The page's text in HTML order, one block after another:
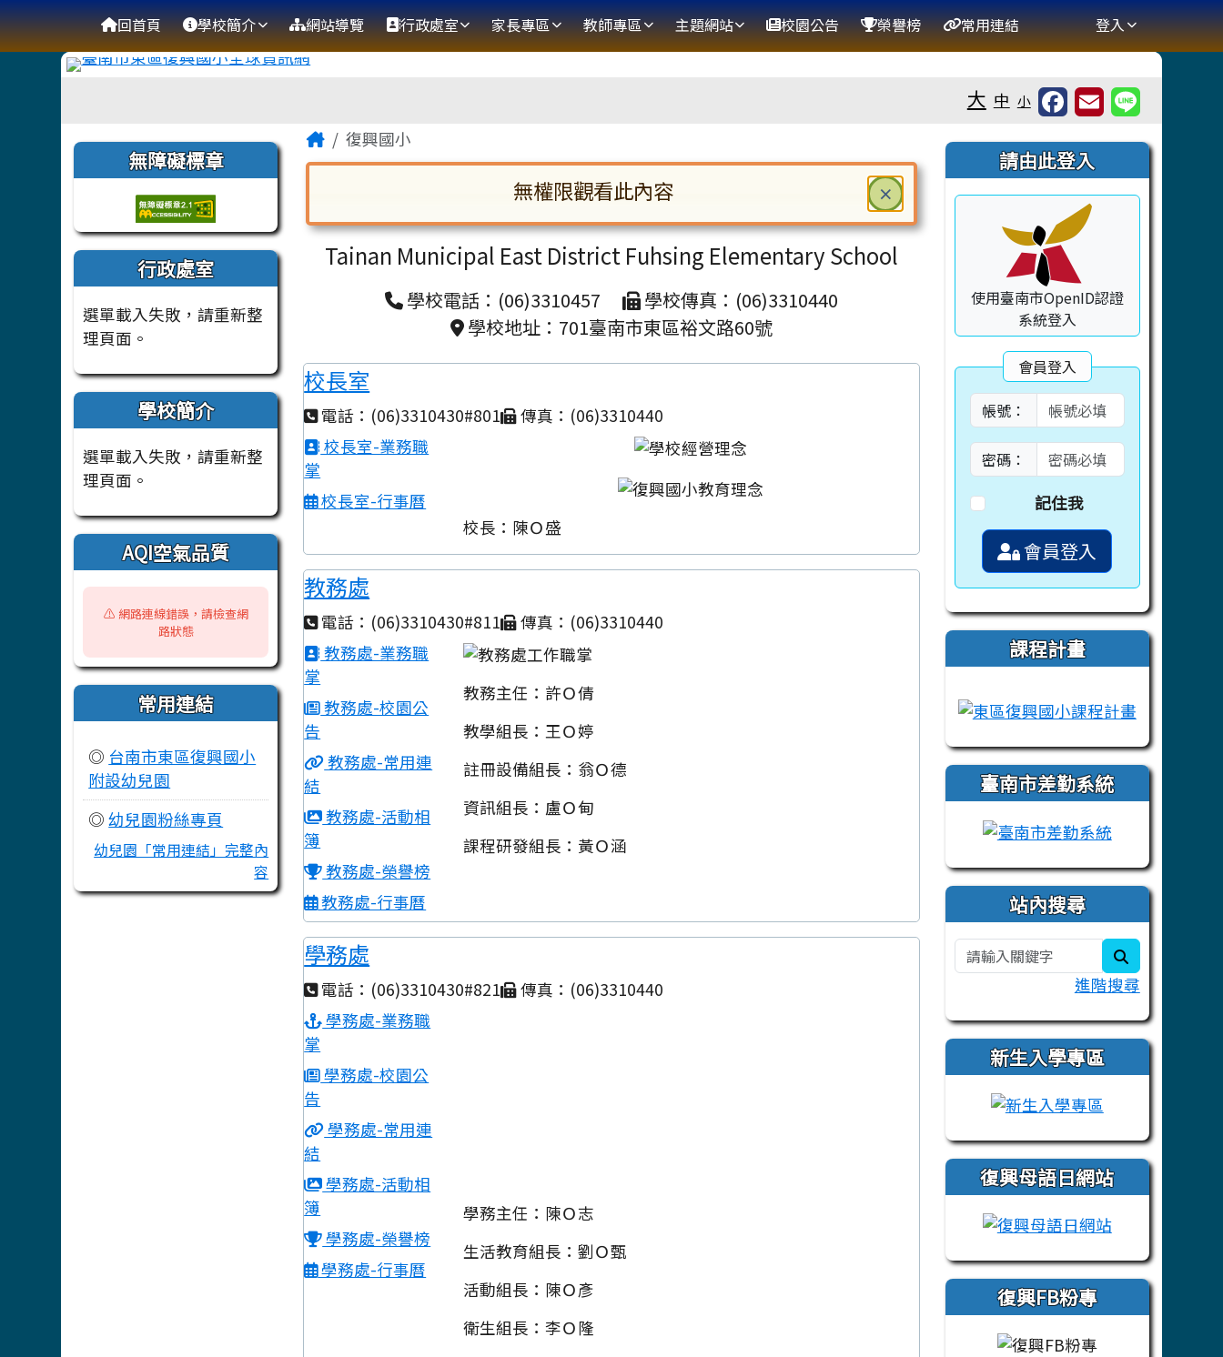
跳至主內容區
臺南市復興國小全球資訊網
導覽列 回首頁 學校簡介 網站導覽 行政處室 家長專區 教師專區 主題網站 校園公告 榮譽榜 常用連結 登入
大 中 小
左邊區域內容
無障礙標章
行政處室
選單載入失敗，請重新整
理頁面。
學校簡介
選單載入失敗，請重新整
理頁面。
AQI空氣品質
⚠️ 網路連線錯誤，請檢查網
路狀態
常用連結
◎ 台南市東區復興國小
附設幼兒園
◎幼兒園粉絲專頁
幼兒園「常用連結」完整內
容
主內容區域
Home復興國小
臺南市東區復興國民小學
Tainan Municipal East District Fuhsing Elementary School
學校電話：(06)3310457
學校傳真：(06)3310440
學校地址：701臺南市東區裕文路60號
校長室
電話：(06)3310430#801
傳真：(06)3310440
校長室-業務職
掌
校長室-行事曆
校長：陳Ｏ盛
教務處
電話：(06)3310430#811
傳真：(06)3310440
教務處-業務職
掌
教務處-校園公
告
教務處-常用連
結
教務處-活動相
簿
教務處-榮譽榜
教務處-行事曆
教務主任：許Ｏ倩
教學組長：王Ｏ婷
註冊設備組長：翁Ｏ德
資訊組長：盧Ｏ甸
課程研發組長：黃Ｏ涵
學務處
電話：(06)3310430#821
傳真：(06)3310440
學務處-業務職
掌
學務處-校園公
告
學務處-常用連
結
學務處-活動相
簿
學務處-榮譽榜
學務處-行事曆
學務主任：陳Ｏ志
生活教育組長：劉Ｏ甄
活動組長：陳Ｏ彥
衛生組長：李Ｏ隆
右邊區域內容
請由此登入
使用臺南市OpenID認證
系統登入
會員登入
帳號：
密碼：
記住我
會員登入
課程計畫
link to https://campus-
link to
臺南市差勤系統
站內搜尋
進階搜尋
新生入學專區
復興母語日網站
link to https://
復興FB粉專
頁尾區域
× 關閉
無權限觀看此內容
對話框已開啟。請使用 Tab 鍵在選項間移動焦點。按下 Enter 鍵或空白鍵確認，按下 Escape 鍵關閉